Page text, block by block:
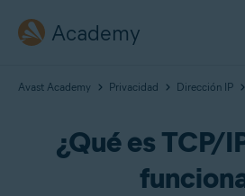
Academy
Avast Academy Privacidad Dirección IP
¿Qué es TCP/